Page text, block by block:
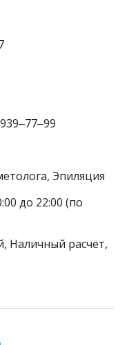
Эпиляция
до 22:00 (по
Наличный расчёт,